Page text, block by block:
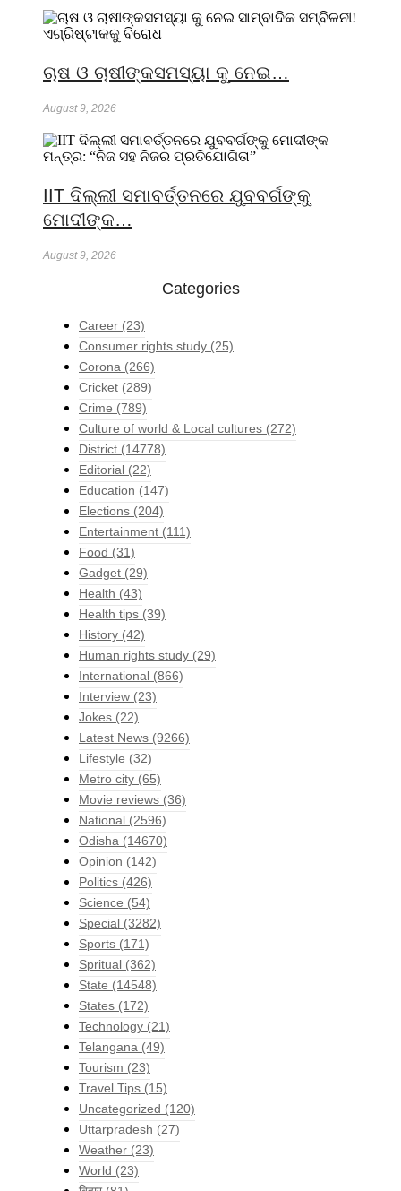
ଚାଷ ଓ ଚାଷୀଙ୍କସମସ୍ୟା କୁ ନେଇ…
August 9, 2026
IIT ଦିଲ୍ଲୀ ସମାବର୍ତ୍ତନରେ ଯୁବବର୍ଗଙ୍କୁ
ମୋଦୀଙ୍କ…
August 9, 2026
Categories
Career (23)
Consumer rights study (25)
Corona (266)
Cricket (289)
Crime (789)
Culture of world & Local cultures (272)
District (14778)
Editorial (22)
Education (147)
Elections (204)
Entertainment (111)
Food (31)
Gadget (29)
Health (43)
Health tips (39)
History (42)
Human rights study (29)
International (866)
Interview (23)
Jokes (22)
Latest News (9266)
Lifestyle (32)
Metro city (65)
Movie reviews (36)
National (2596)
Odisha (14670)
Opinion (142)
Politics (426)
Science (54)
Special (3282)
Sports (171)
Spritual (362)
State (14548)
States (172)
Technology (21)
Telangana (49)
Tourism (23)
Travel Tips (15)
Uncategorized (120)
Uttarpradesh (27)
Weather (23)
World (23)